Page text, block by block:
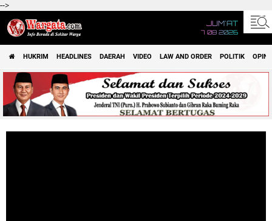
-->
JUM'AT
7 08 2026
HUKRIM HEADLINES DAERAH VIDEO LAW AND ORDER POLITIK OPINI